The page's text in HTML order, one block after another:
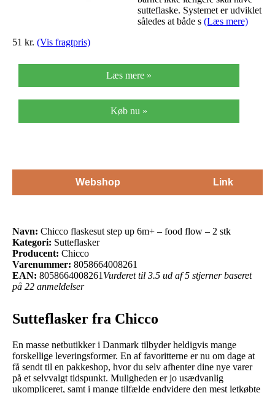
sutteflaske. Systemet er udviklet
således at både s (Læs mere)
51 kr. (Vis fragtpris)
Læs mere »
Køb nu »
Webshop Link
Navn: Chicco flaskesut step up 6m+ – food flow – 2 stk
Kategori: Sutteflasker
Producent: Chicco
Varenummer: 8058664008261
EAN: 8058664008261 Vurderet til 3.5 ud af 5 stjerner baseret
på 22 anmeldelser
Sutteflasker fra Chicco
En masse netbutikker i Danmark tilbyder heldigvis mange
forskellige leveringsformer. En af favoritterne er nu om dage at
få sendt til en pakkeshop, hvor du selv afhenter dine nye varer
på et selvvalgt tidspunkt. Muligheden er jo usædvanlig
ukompliceret, samt i mange tilfælde endvidere den mest letkøbte